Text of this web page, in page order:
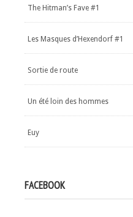
The Hitman’s Fave #1
Les Masques d’Hexendorf #1
Sortie de route
Un été loin des hommes
Euy
FACEBOOK